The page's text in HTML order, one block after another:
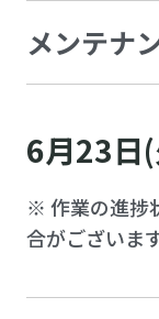
メンテナ
6月23
※ 作業の進捗
合がございます